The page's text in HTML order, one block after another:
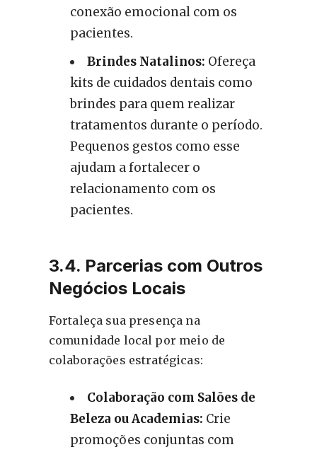
conexão emocional com os
pacientes.
Brindes Natalinos: Ofereça
kits de cuidados dentais como
brindes para quem realizar
tratamentos durante o período.
Pequenos gestos como esse
ajudam a fortalecer o
relacionamento com os
pacientes.
3.4. Parcerias com Outros
Negócios Locais
Fortaleça sua presença na
comunidade local por meio de
colaborações estratégicas:
Colaboração com Salões de
Beleza ou Academias: Crie
promoções conjuntas com